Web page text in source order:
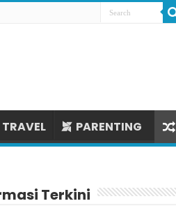
TRAVEL PARENTING
Terkini